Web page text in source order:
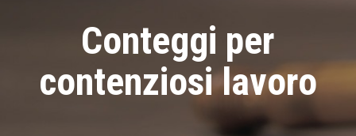
Conteggi per
contenziosi lavoro